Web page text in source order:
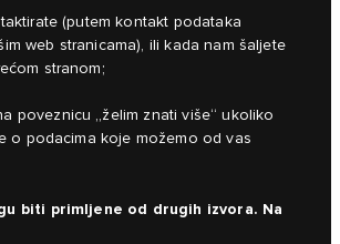
(putem kontakt podataka
web stranicama), ili kada nam šaljete
stranom;
poveznicu „želim znati više“ ukoliko
o podacima koje možemo od vas
biti primljene od drugih izvora. Na